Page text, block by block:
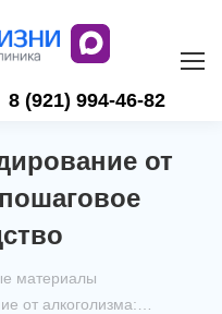
8 (921) 994-46-82
от
материалы
от алкоголизма:…